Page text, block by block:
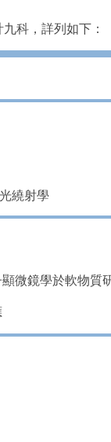
九科，詳列如下：
光繞射學
顯微鏡學於軟物質